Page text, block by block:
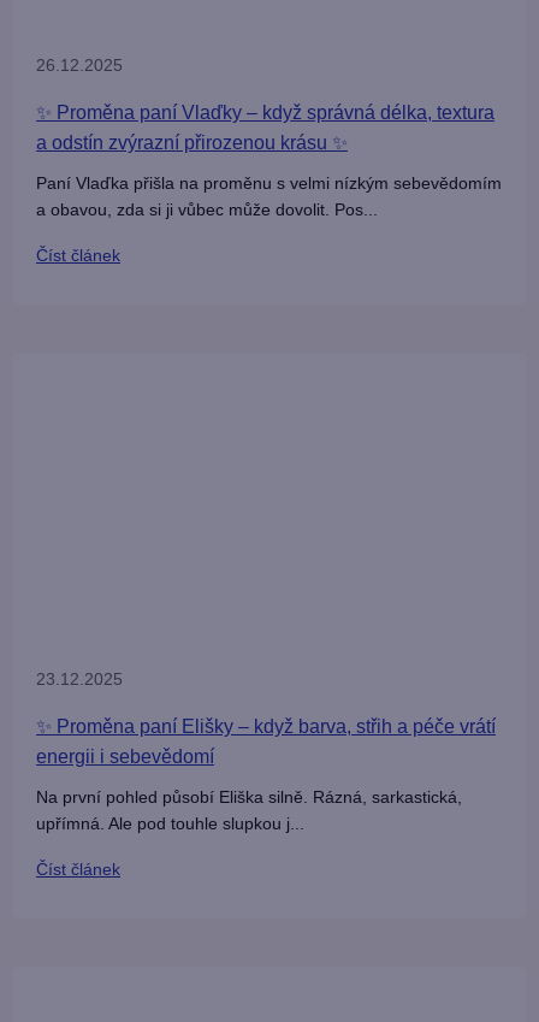
✨ Proměna paní Vlaďky – když správná délka, textura
a odstín zvýrazní přirozenou krásu ✨
26.12.2025
Paní Vlaďka přišla na proměnu s velmi nízkým sebevědomím
a obavou, zda si ji vůbec může dovolit. Pos...
Číst článek
✨ Proměna paní Elišky – když barva, střih a péče vrátí
energii i sebevědomí
23.12.2025
Na první pohled působí Eliška silně. Rázná, sarkastická,
upřímná. Ale pod touhle slupkou j...
Číst článek